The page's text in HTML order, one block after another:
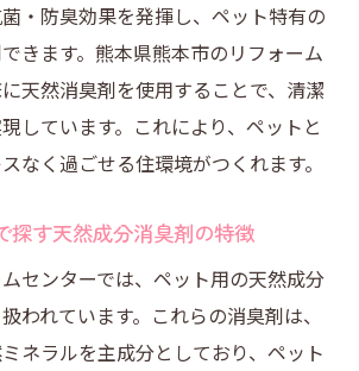
・防臭効果を発揮し、ペット特有の
きます。熊本県熊本市のリフォーム
天然消臭剤を使用することで、清潔
しています。これにより、ペットと
なく過ごせる住環境がつくれます。
探す天然成分消臭剤の特徴
センターでは、ペット用の天然成分
われています。これらの消臭剤は、
ネラルを主成分としており、ペット